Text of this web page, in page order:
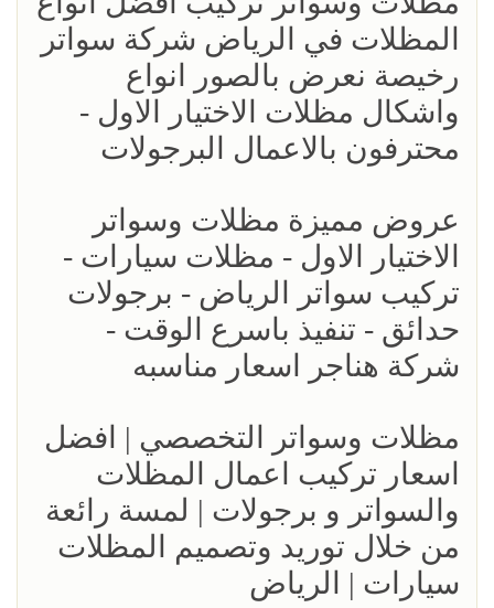
المظلات في الرياض شركة سواتر
رخيصة نعرض بالصور انواع
واشكال مظلات الاختيار الاول -
محترفون بالاعمال البرجولات
عروض مميزة مظلات وسواتر
الاختيار الاول - مظلات سيارات -
تركيب سواتر الرياض - برجولات
حدائق - تنفيذ باسرع الوقت -
شركة هناجر اسعار مناسبه
مظلات وسواتر التخصصي | افضل
اسعار تركيب اعمال المظلات
والسواتر و برجولات | لمسة رائعة
من خلال توريد وتصميم المظلات
سيارات | الرياض